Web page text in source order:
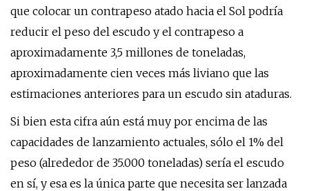
que colocar un contrapeso atado hacia el Sol podría
reducir el peso del escudo y el contrapeso a
aproximadamente 3,5 millones de toneladas,
aproximadamente cien veces más liviano que las
estimaciones anteriores para un escudo sin ataduras.
Si bien esta cifra aún está muy por encima de las
capacidades de lanzamiento actuales, sólo el 1% del
peso (alrededor de 35.000 toneladas) sería el escudo
en sí, y esa es la única parte que necesita ser lanzada